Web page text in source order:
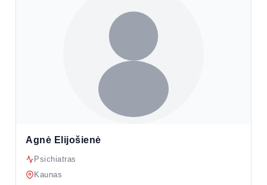
Agnė Elijošienė
Psichiatras
Kaunas